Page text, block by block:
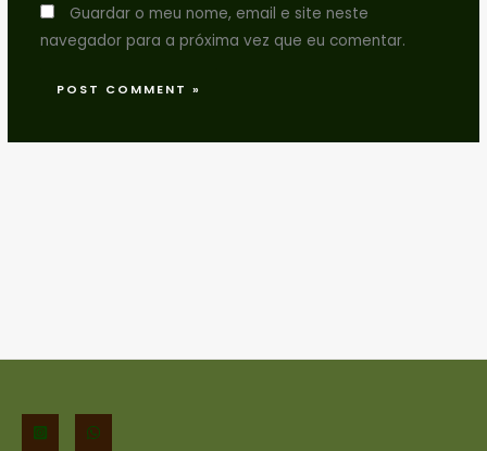
Guardar o meu nome, email e site neste
navegador para a próxima vez que eu comentar.